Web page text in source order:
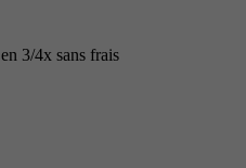
3/4x sans frais